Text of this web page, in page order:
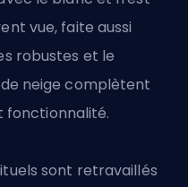
vue, faite aussi
robustes et le
neige complètent
fonctionnalité.
sont retravaillés